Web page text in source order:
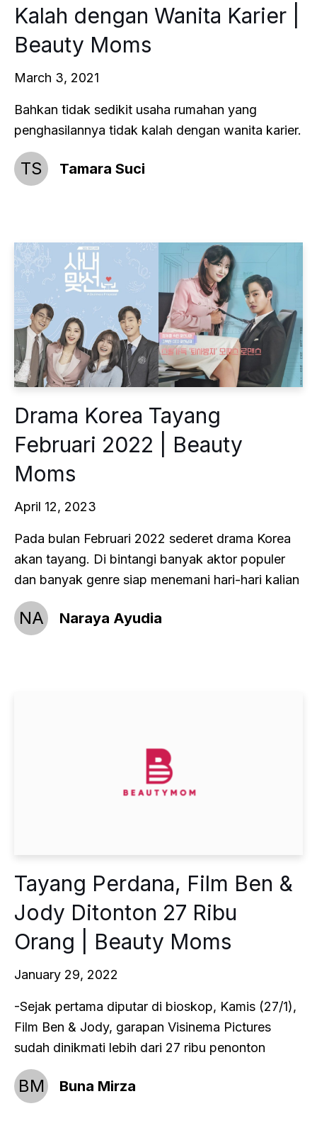
Kalah dengan Wanita Karier |
Beauty Moms
March 3, 2021
Bahkan tidak sedikit usaha rumahan yang
penghasilannya tidak kalah dengan wanita karier.
TS Tamara Suci
Drama Korea Tayang
Februari 2022 | Beauty
Moms
April 12, 2023
Pada bulan Februari 2022 sederet drama Korea
akan tayang. Di bintangi banyak aktor populer
dan banyak genre siap menemani hari-hari kalian
NA Naraya Ayudia
Tayang Perdana, Film Ben &
Jody Ditonton 27 Ribu
Orang | Beauty Moms
January 29, 2022
-Sejak pertama diputar di bioskop, Kamis (27/1),
Film Ben & Jody, garapan Visinema Pictures
sudah dinikmati lebih dari 27 ribu penonton
BM Buna Mirza